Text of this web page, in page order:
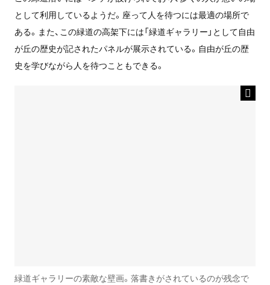
として利用しているようだ。座って人を待つには最適の場所で
ある。また、この緑道の高架下には「緑道ギャラリー」として自由
が丘の歴史が記されたパネルが展示されている。自由が丘の歴
史を学びながら人を待つこともできる。
緑道ギャラリーの素敵な壁画。落書きがされているのが残念で